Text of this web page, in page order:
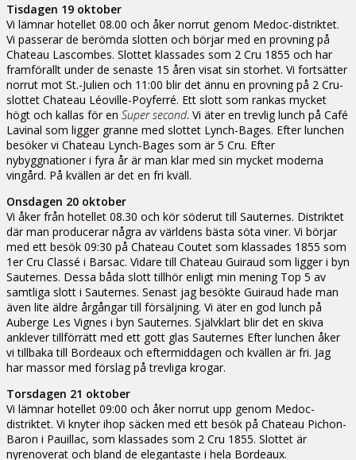
Tisdagen 19 oktober
Vi lämnar hotellet 08.00 och åker norrut genom Medoc-distriktet.
Vi passerar de berömda slotten och börjar med en provning på
Chateau Lascombes. Slottet klassades som 2 Cru 1855 och har
framförallt under de senaste 15 åren visat sin storhet. Vi fortsätter
norrut mot St.-Julien och 11:00 blir det ännu en provning på 2 Cru-
slottet Chateau Léoville-Poyferré. Ett slott som rankas mycket
högt och kallas för en Super second. Vi äter en trevlig lunch på Café
Lavinal som ligger granne med slottet Lynch-Bages. Efter lunchen
besöker vi Chateau Lynch-Bages som är 5 Cru. Efter
nybyggnationer i fyra år är man klar med sin mycket moderna
vingård. På kvällen är det en fri kväll.
Onsdagen 20 oktober
Vi åker från hotellet 08.30 och kör söderut till Sauternes. Distriktet
där man producerar några av världens bästa söta viner. Vi börjar
med ett besök 09:30 på Chateau Coutet som klassades 1855 som
1er Cru Classé i Barsac. Vidare till Chateau Guiraud som ligger i byn
Sauternes. Dessa båda slott tillhör enligt min mening Top 5 av
samtliga slott i Sauternes. Senast jag besökte Guiraud hade man
även lite äldre årgångar till försäljning. Vi äter en god lunch på
Auberge Les Vignes i byn Sauternes. Självklart blir det en skiva
anklever tillförrätt med ett gott glas Sauternes Efter lunchen åker
vi tillbaka till Bordeaux och eftermiddagen och kvällen är fri. Jag
har massor med förslag på trevliga krogar.
Torsdagen 21 oktober
Vi lämnar hotellet 09:00 och åker norrut upp genom Medoc-
distriktet. Vi knyter ihop säcken med ett besök på Chateau Pichon-
Baron i Pauillac, som klassades som 2 Cru 1855. Slottet är
nyrenoverat och bland de elegantaste i hela Bordeaux.